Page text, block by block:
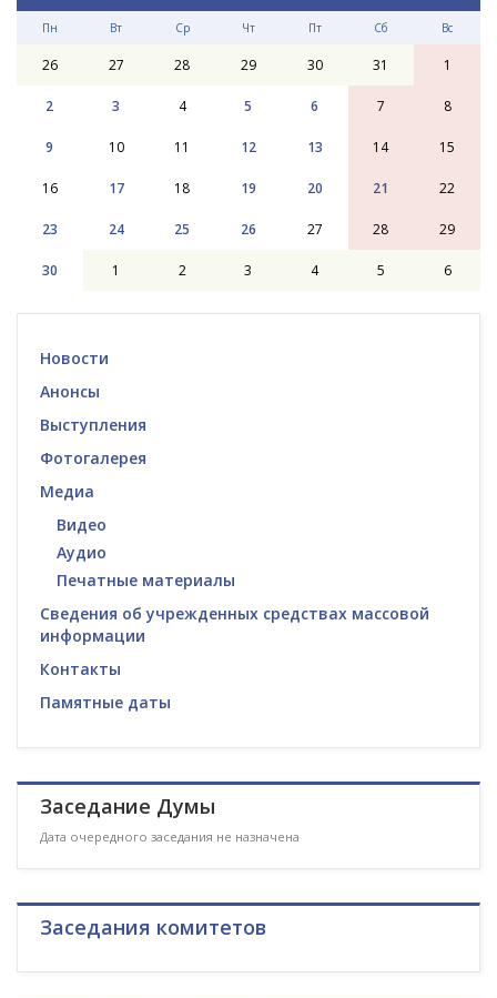
Пн Вт Ср Чт Пт Сб Вс
26 27 28 29 30 31 1
2 3 4 5 6 7 8
9 10 11 12 13 14 15
16 17 18 19 20 21 22
23 24 25 26 27 28 29
30 1 2 3 4 5 6
Новости
Анонсы
Выступления
Фотогалерея
Медиа
Видео
Аудио
Печатные материалы
Сведения об учрежденных средствах массовой
информации
Контакты
Памятные даты
Заседание Думы
Дата очередного заседания не назначена
Заседания комитетов